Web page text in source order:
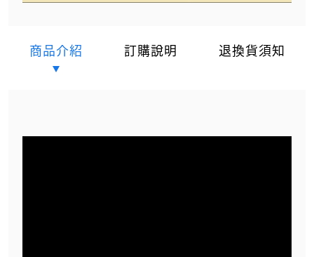
商品介紹 訂購說明 退換貨須知